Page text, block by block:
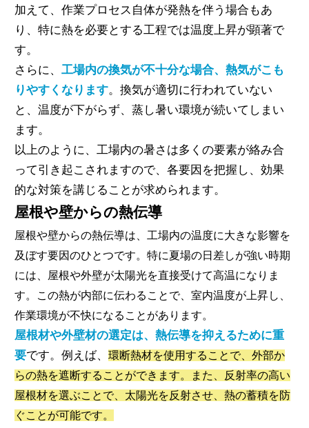
加えて、作業プロセス自体が発熱を伴う場合もあ
り、特に熱を必要とする工程では温度上昇が顕著で
す。
さらに、 工場内の換気が不十分な場合、熱気がこも
りやすくなります。換気が適切に行われていない
と、温度が下がらず、蒸し暑い環境が続いてしまい
ます。
以上のように、工場内の暑さは多くの要素が絡み合
って引き起こされますので、各要因を把握し、効果
的な対策を講じることが求められます。
屋根や壁からの熱伝導
屋根や壁からの熱伝導は、工場内の温度に大きな影響を
及ぼす要因のひとつです。特に夏場の日差しが強い時期
には、屋根や外壁が太陽光を直接受けて高温になりま
す。この熱が内部に伝わることで、室内温度が上昇し、
作業環境が不快になることがあります。
屋根材や外壁材の選定は、熱伝導を抑えるために重
要です。例えば、 環断熱材を使用することで、外部か
らの熱を遮断することができます。また、反射率の高い
屋根材を選ぶことで、太陽光を反射させ、熱の蓄積を防
ぐことが可能です。